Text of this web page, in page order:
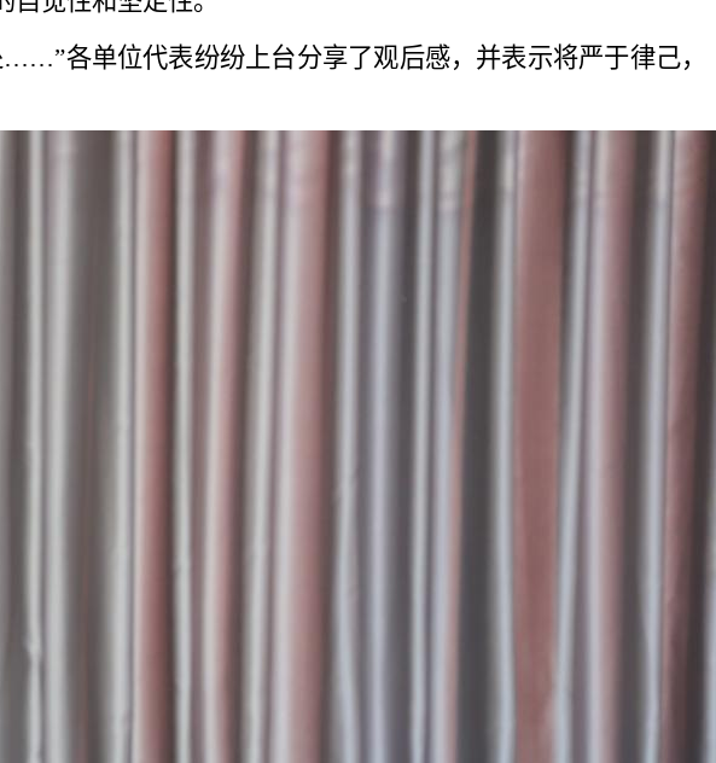
各单位代表纷纷上台分享了观后感，并表示将严于律己，